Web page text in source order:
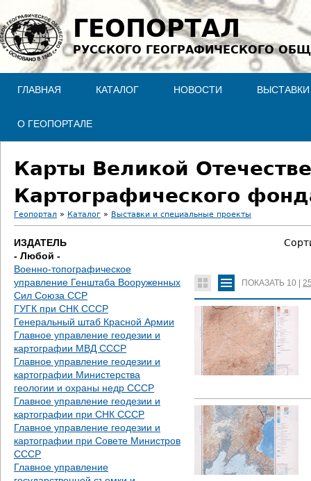
Jump to navigation
ГЕОПОРТАЛ
РУССКОГО ГЕОГРАФИЧЕСКОГО
ГЛАВНАЯ КАТАЛОГ НОВОСТИ ВЫСТАВКИ
О ГЕОПОРТАЛЕ
Карты Великой
Картографического
В
ы
з
д
е
с
ь
Геопортал » Каталог » Выставки и специальные проекты
ИЗДАТЕЛЬ
- Любой -
Военно-топографическое
управление Генштаба Вооруженных
Сил Союза ССР
ГУГК при СНК СССР
Генеральный штаб Красной Армии
Главное управление геодезии и
картографии МВД СССР
Главное управление геодезии и
картографии Министерства
геологии и охраны недр СССР
Главное управление геодезии и
картографии при СНК СССР
Главное управление геодезии и
картографии при Совете Министров
СССР
Главное управление
ПОКАЗАТЬ 10